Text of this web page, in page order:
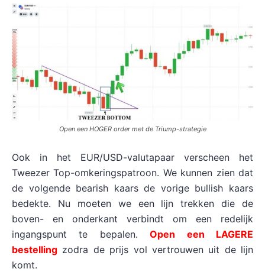
Open een HOGER order met de Triump-strategie
Ook in het EUR/USD-valutapaar verscheen het
Tweezer Top-omkeringspatroon. We kunnen zien dat
de volgende bearish kaars de vorige bullish kaars
bedekte. Nu moeten we een lijn trekken die de
boven- en onderkant verbindt om een redelijk
ingangspunt te bepalen.Open een LAGERE
bestelling zodra de prijs vol vertrouwen uit de lijn
komt.